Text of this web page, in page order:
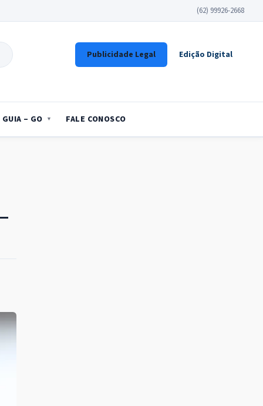
(62) 99926-2668
Publicidade Legal Edição Digital
GUIA – GO FALE CONOSCO